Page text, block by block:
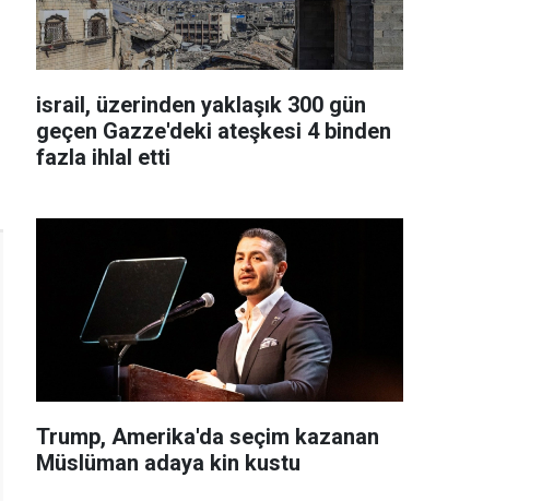
israil, üzerinden yaklaşık 300 gün
geçen Gazze'deki ateşkesi 4 binden
fazla ihlal etti
Trump, Amerika'da seçim kazanan
Müslüman adaya kin kustu